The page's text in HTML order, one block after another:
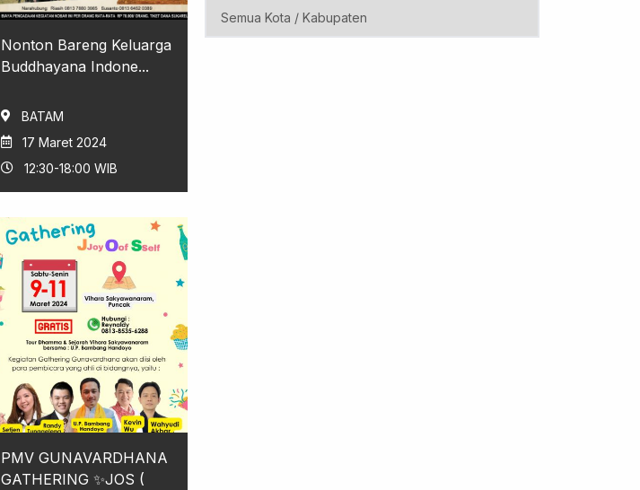
Nonton Bareng Keluarga
Buddhayana Indone...
BATAM
17 Maret 2024
12:30-18:00 WIB
PMV GUNAVARDHANA
GATHERING ✨JOS (